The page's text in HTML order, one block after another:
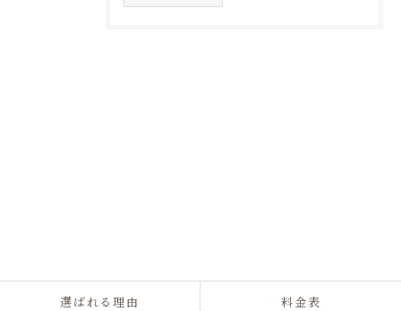
選ばれる理由 料金表